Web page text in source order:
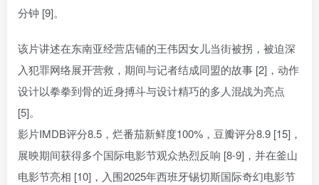
分钟 [9]。
该片讲述在东南亚经营店铺的王伟因女儿当街被拐，被迫深
入犯罪网络展开营救，期间与记者结成同盟的故事 [2]，动作
设计以拳拳到骨的近身搏斗与设计精巧的多人混战为亮点
[5]。
影片IMDB评分8.5，烂番茄新鲜度100%，豆瓣评分8.9 [15]，
展映期间获得多个国际电影节观众热烈反响 [8-9]，并在釜山
电影节亮相 [10]，入围2025年西班牙锡切斯国际奇幻电影节